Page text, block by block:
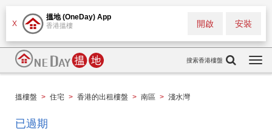
X
搵地 (OneDay) App
香港搵樓 安裝
開啟
搜索香港樓盤
搵樓盤 > 住宅 > 香港的出租樓盤 > 南區 > 淺水灣
已過期